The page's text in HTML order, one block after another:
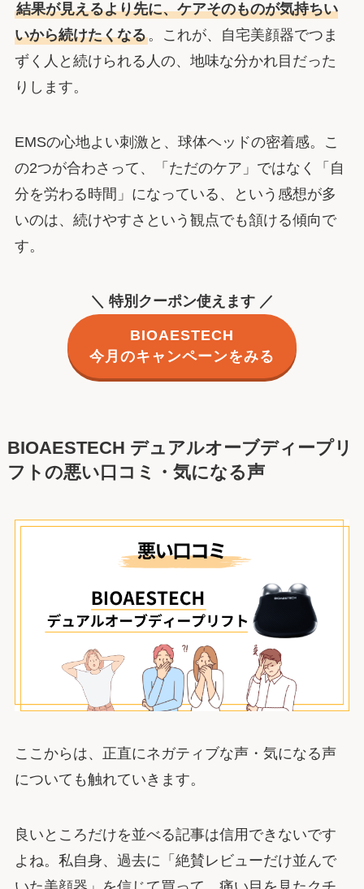
結果が見えるより先に、ケアそのものが気持ちい
いから続けたくなる。これが、自宅美顔器でつま
ずく人と続けられる人の、地味な分かれ目だった
りします。
EMSの心地よい刺激と、球体ヘッドの密着感。こ
の2つが合わさって、「ただのケア」ではなく「自
分を労わる時間」になっている、という感想が多
いのは、続けやすさという観点でも頷ける傾向で
す。
＼ 特別クーポン使えます ／
BIOAESTECH
今月のキャンペーンをみる
BIOAESTECH デュアルオーブディープリ
フトの悪い口コミ・気になる声
ここからは、正直にネガティブな声・気になる声
についても触れていきます。
良いところだけを並べる記事は信用できないです
よね。私自身、過去に「絶賛レビューだけ並んで